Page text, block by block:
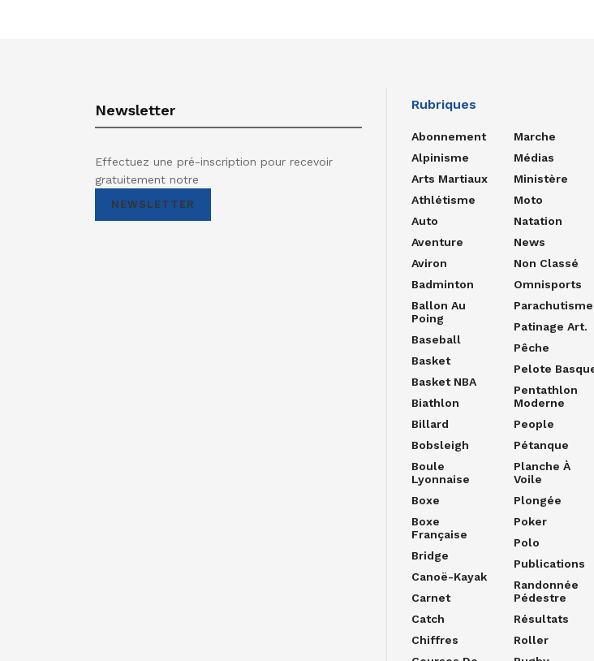
Newsletter
Effectuez une pré-inscription pour recevoir
gratuitement notre
NEWSLETTER
Rubriques
Abonnement
Alpinisme
Arts Martiaux
Athlétisme
Auto
Aventure
Aviron
Badminton
Ballon Au
Poing
Baseball
Basket
Basket NBA
Biathlon
Billard
Bobsleigh
Boule
Lyonnaise
Boxe
Boxe
Française
Bridge
Canoë-Kayak
Carnet
Catch
Chiffres
Marche
Médias
Ministère
Moto
Natation
News
Non Classé
Omnisports
Parachutisme
Patinage Art.
Pêche
Pelote
Pentathlon
Moderne
People
Pétanque
Planche À
Voile
Plongée
Poker
Polo
Publications
Randonnée
Pédestre
Résultats
Roller